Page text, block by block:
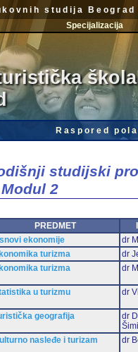
studija Beograd
Specijalizacija
Raspored
studijski
2
PREDMET
ekonomije
dr
turizma
dr
turizma dr
u turizmu dr
geografija
dr
nasleđe i turizam dr